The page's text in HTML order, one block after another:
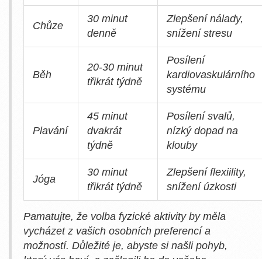
Chůze
30 minut
denně
Zlepšení nálady,
snížení stresu
Běh
20-30 minut
třikrát týdně
Posílení
kardiovaskulárního
systému
Plavání
45 minut
dvakrát
týdně
Posílení svalů,
nízký dopad na
klouby
Jóga
30 minut
třikrát týdně
Zlepšení flexiility,
snížení úzkosti
Pamatujte, že volba fyzické aktivity by měla
vycházet z vašich osobních preferencí a
možností. Důležité je, abyste si našli pohyb,